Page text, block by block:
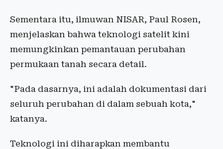
Sementara itu, ilmuwan NISAR, Paul Rosen,
menjelaskan bahwa teknologi satelit kini
memungkinkan pemantauan perubahan
permukaan tanah secara detail.
"Pada dasarnya, ini adalah dokumentasi dari
seluruh perubahan di dalam sebuah kota,"
katanya.
Teknologi ini diharapkan membantu